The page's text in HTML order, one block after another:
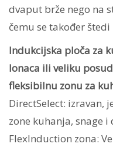
dvaput brže nego na
čemu se također
Indukcijska ploča za
lonaca ili veliku
fleksibilnu zonu za
DirectSelect: izravan,
zone kuhanja, snage
FlexInduction zona: